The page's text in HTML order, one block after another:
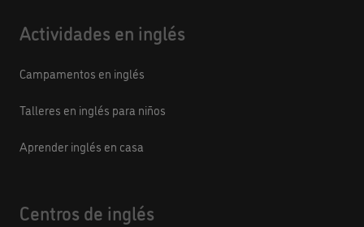
Actividades en inglés
Campamentos en inglés
Talleres en inglés para niños
Aprender inglés en casa
Centros de inglés